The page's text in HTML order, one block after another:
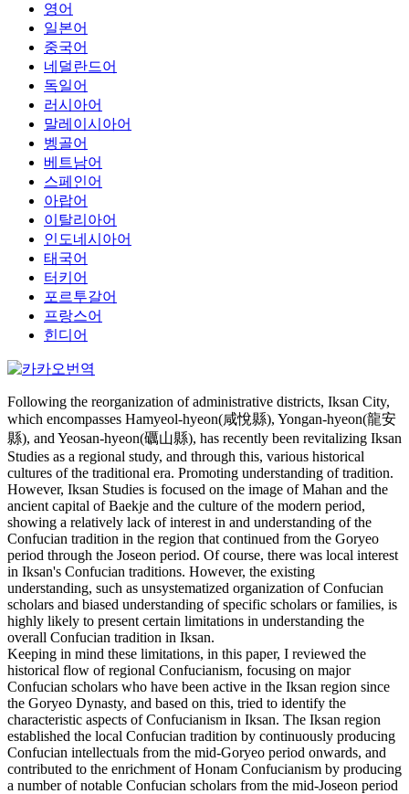
영어
일본어
중국어
네덜란드어
독일어
러시아어
말레이시아어
벵골어
베트남어
스페인어
아랍어
이탈리아어
인도네시아어
태국어
터키어
포르투갈어
프랑스어
힌디어
Following the reorganization of administrative districts, Iksan City,
which encompasses Hamyeol-hyeon(咸悅縣), Yongan-hyeon(龍安
縣), and Yeosan-hyeon(礪山縣), has recently been revitalizing Iksan
Studies as a regional study, and through this, various historical
cultures of the traditional era. Promoting understanding of tradition.
However, Iksan Studies is focused on the image of Mahan and the
ancient capital of Baekje and the culture of the modern period,
showing a relatively lack of interest in and understanding of the
Confucian tradition in the region that continued from the Goryeo
period through the Joseon period. Of course, there was local interest
in Iksan's Confucian traditions. However, the existing
understanding, such as unsystematized organization of Confucian
scholars and biased understanding of specific scholars or families, is
highly likely to present certain limitations in understanding the
overall Confucian tradition in Iksan.
Keeping in mind these limitations, in this paper, I reviewed the
historical flow of regional Confucianism, focusing on major
Confucian scholars who have been active in the Iksan region since
the Goryeo Dynasty, and based on this, tried to identify the
characteristic aspects of Confucianism in Iksan. The Iksan region
established the local Confucian tradition by continuously producing
Confucian intellectuals from the mid-Goryeo period onwards, and
contributed to the enrichment of Honam Confucianism by producing
a number of notable Confucian scholars from the mid-Joseon period